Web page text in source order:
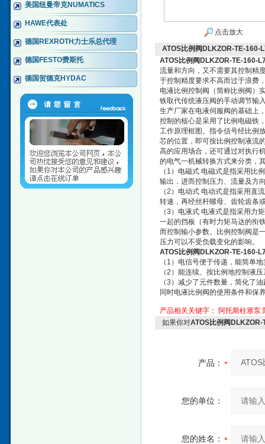
美国纽曼帝克NUMATICS
HAWE代表处
德国REXROTH力士乐总代理
德国FESTO费斯托
德国贺德克HYDAC
点击放大
ATOS比例阀DLKZOR-TE-160-
ATOS比例阀DLKZOR-TE-160-
流量和方向，又不需要其控制精
于控制精度要求不高而过于浪费
电液比例控制阀（简称比例阀）
铁取代传统液压阀的手动调节输
生产厂家在电液伺服阀的基础上
控制的核心是采用了比例电磁铁
工作原理框图。指令信号经比例
芯的位置，即可按比例控制液流
高的应用场合，还可通过对执行
的电气一机械转换方式来分类，
（1）电磁式 电磁式是指采用比
输出．进而控制压力、流量及方
（2）电动式 电动式是指采用直
转速，再经丝杆螺母、齿轮齿条
（3）电液式 电液式是指采用力
一起的挡板（有时力矩马达的衔
而控制输小参数。比例控制阀是
压力可以不受负载变化的影响。
ATOS比例阀DLKZOR-TE-160-
（1）电信号便于传递，能简单
（2）能连续、按比例地控制液
（3）减少了元件数量，简化了油
同时电液比例阀的使用条件和保
产品相关关键字： 阿托斯柱塞泵
如果你对ATOS比例阀
产品：
您的单位：
您的姓名：